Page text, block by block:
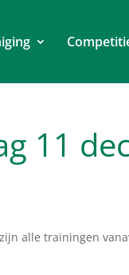
11
alle trainingen